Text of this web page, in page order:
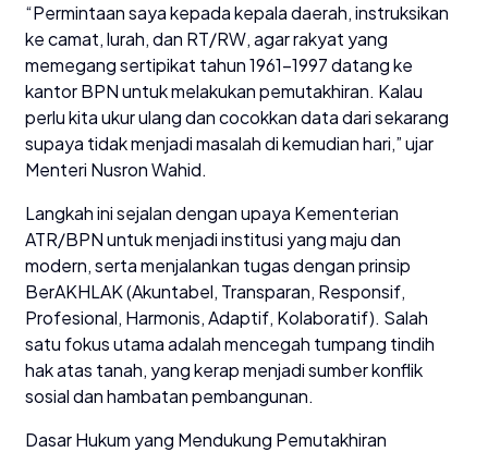
“Permintaan saya kepada kepala daerah, instruksikan
ke camat, lurah, dan RT/RW, agar rakyat yang
memegang sertipikat tahun 1961-1997 datang ke
kantor BPN untuk melakukan pemutakhiran. Kalau
perlu kita ukur ulang dan cocokkan data dari sekarang
supaya tidak menjadi masalah di kemudian hari,” ujar
Menteri Nusron Wahid.
Langkah ini sejalan dengan upaya Kementerian
ATR/BPN untuk menjadi institusi yang maju dan
modern, serta menjalankan tugas dengan prinsip
BerAKHLAK (Akuntabel, Transparan, Responsif,
Profesional, Harmonis, Adaptif, Kolaboratif). Salah
satu fokus utama adalah mencegah tumpang tindih
hak atas tanah, yang kerap menjadi sumber konflik
sosial dan hambatan pembangunan.
Dasar Hukum yang Mendukung Pemutakhiran